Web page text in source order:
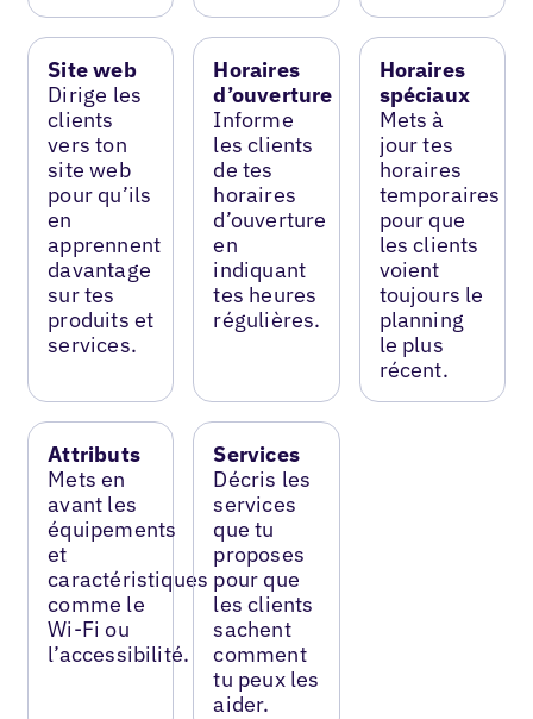
Site web
Dirige les
clients
vers ton
site web
pour qu’ils
en
apprennent
davantage
sur tes
produits et
services.
Horaires
d’ouverture
Informe
les clients
de tes
horaires
d’ouverture
en
indiquant
tes heures
régulières.
Horaires
spéciaux
Mets à
jour tes
horaires
temporaires
pour que
les clients
voient
toujours le
planning
le plus
récent.
Attributs
Mets en
avant les
équipements
et
caractéristiques
comme le
Wi-Fi ou
l’accessibilité.
Services
Décris les
services
que tu
proposes
pour que
les clients
sachent
comment
tu peux les
aider.